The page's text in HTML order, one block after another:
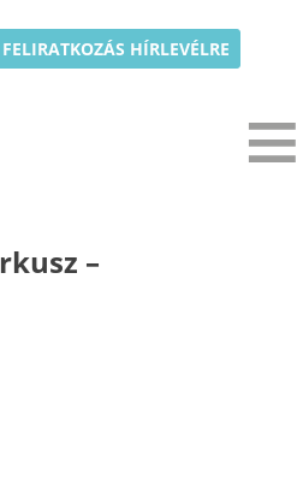
FELIRATKOZÁS HÍRLEVÉLRE
–